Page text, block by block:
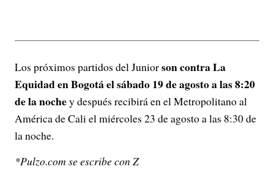
Los próximos partidos del Juniorson contra La
Equidad en Bogotá el sábado 19 de agosto a las 8:20
de la nochey después recibirá en el Metropolitano al
América de Cali el miércoles 23 de agosto a las 8:30 de
la noche.
*Pulzo.com se escribe con Z